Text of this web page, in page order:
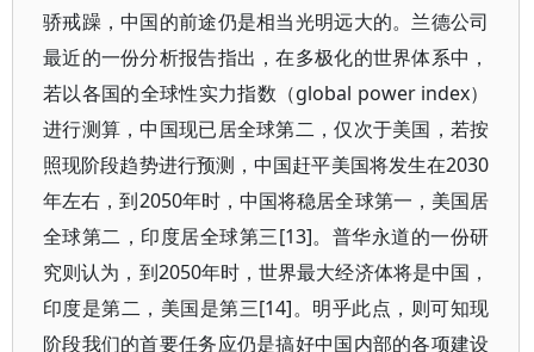
骄戒躁，中国的前途仍是相当光明远大的。兰德公司
最近的一份分析报告指出，在多极化的世界体系中，
若以各国的全球性实力指数（global power index）
进行测算，中国现已居全球第二，仅次于美国，若按
照现阶段趋势进行预测，中国赶平美国将发生在2030
年左右，到2050年时，中国将稳居全球第一，美国居
全球第二，印度居全球第三[13]。普华永道的一份研
究则认为，到2050年时，世界最大经济体将是中国，
印度是第二，美国是第三[14]。明乎此点，则可知现
阶段我们的首要任务应仍是搞好中国内部的各项建设